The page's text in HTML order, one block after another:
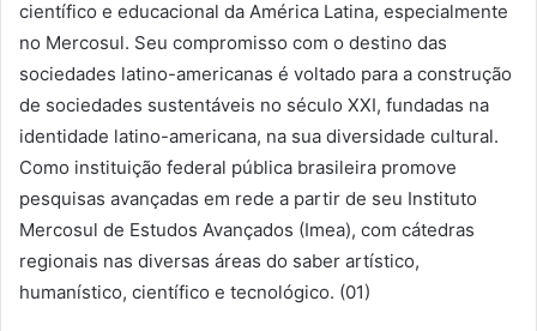
científico e educacional da América Latina, especialmente
no Mercosul. Seu compromisso com o destino das
sociedades latino-americanas é voltado para a construção
de sociedades sustentáveis no século XXI, fundadas na
identidade latino-americana, na sua diversidade cultural.
Como instituição federal pública brasileira promove
pesquisas avançadas em rede a partir de seu Instituto
Mercosul de Estudos Avançados (Imea), com cátedras
regionais nas diversas áreas do saber artístico,
humanístico, científico e tecnológico. (01)